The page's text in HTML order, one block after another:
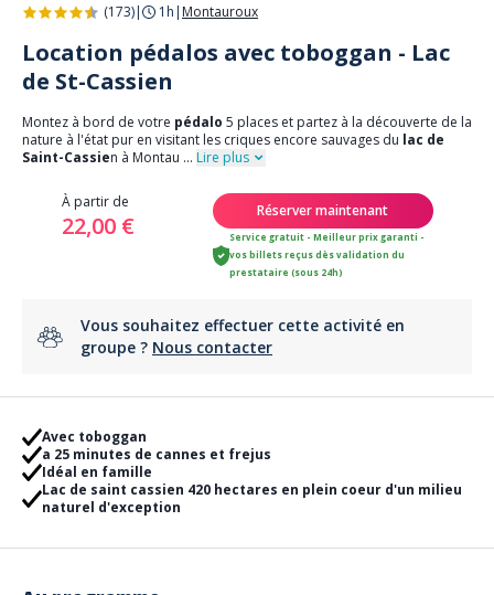
(173)| 1h | Montauroux
Location pédalos avec toboggan - Lac
de St-Cassien
Montez à bord de votre pédalo 5 places et partez à la découverte de la
nature à l'état pur en visitant les criques encore sauvages du lac de
Saint-Cassien à Montau ... Lire plus
À partir de
22,00 €
Réserver maintenant
Service gratuit - Meilleur prix garanti -
vos billets reçus dès validation du
prestataire (sous 24h)
Vous souhaitez effectuer cette activité en
groupe ? Nous contacter
Avec toboggan
a 25 minutes de cannes et frejus
Idéal en famille
Lac de saint cassien 420 hectares en plein coeur d'un milieu
naturel d'exception